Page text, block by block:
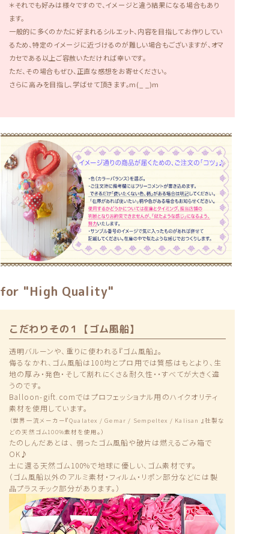
＊それでも好みは様々ですので、イメージと違う結果になる場合もあり
ます。
一般的に多くのかたに好まれるシルエット、内容を目指してお作りしてい
るため、特定のイメージに近づけるのが難しい場合もございますが、オマ
カセである以上ご容赦いただければ幸いです。
ただ、その場合もぜひ、正直な感想をお寄せください。
さらに高みを目指し、学ばせて頂きます。m(_ _)m
for "High Quality"
こだわりその１【ゴム風船】
透明バルーンや、重りに使われる『ゴム風船』。
侮るなかれ、ゴム風船は100均とプロ用では質感はもとより、生
地の厚み・発色・そして割れにくさ＆耐久性・・すべてが大きく違
うのです。
Balloon-gift.comではプロフェッショナル用のハイクオリティ
素材を使用しています。
（世界一流メーカー『Qualatex / Gemar / Sempeltex / Kalisan 』社製な
どの天然ゴム100%素材を使用。）
たのしんだあとは、 弱ったゴム風船や破片は燃えるごみ箱で
OK♪
土に還る天然ゴム100%で地球に優しい、ゴム素材です。
（ゴム風船以外のアルミ素材・フィルム・リポン部分などには製
品プラスチック部分があります。）